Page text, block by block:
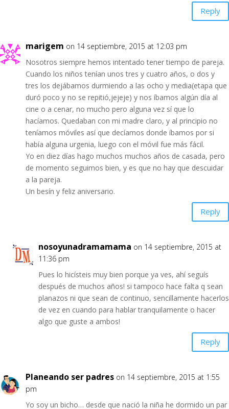
Reply
marigem on 14 septiembre, 2015 at 12:03 pm
Nosotros siempre hemos intentado tener tiempo de pareja.
Cuando los niños tenían unos tres y cuatro años, o dos y
tres los dejábamos durmiendo a las ocho y media(etapa que
duró poco y no se repitió,jejeje) y nos íbamos algún día al
cine o a cenar, no mucho pero alguna vez sí que lo
hacíamos. Quedaban con mi madre claro, y al principio no
teníamos móviles así que decíamos donde íbamos por si
había alguna urgenia, luego con el móvil fue más fácil.
Yo en diez días hago muchos muchos años de casada, pero
de momento seguimos bien, y es que no hay que descuidar
a la pareja.
Un besín y feliz aniversario.
Reply
nosoyunadramamama on 14 septiembre, 2015 at
11:36 pm
Pues lo hicísteis muy bien porque ya ves, ahí seguís
después de muchos años! si tampoco hace falta q sean
planazos ni que sean de continuo, sencillamente hacerlos
de vez en cuando para hablar tranquilamente o hacer
algo que guste a ambos!
Reply
Planeando ser padres on 14 septiembre, 2015 at 1:55
pm
Yo soy un bicho… desde que nació la niña he dormido un par